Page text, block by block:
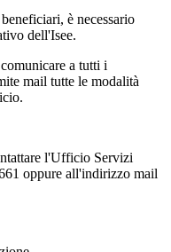
è necessario
dell'Isee.
a tutti i
mail tutte le modalità
l'Ufficio Servizi
oppure all'indirizzo mail